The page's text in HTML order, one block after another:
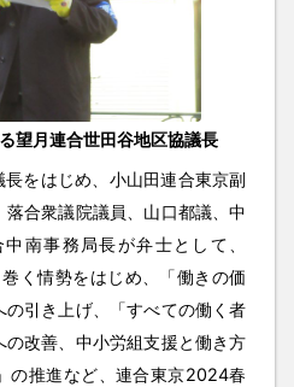
望月連合世田谷地区協議長
をはじめ、小山田連合東京副
合衆議院議員、山口都議、中
南事務局長が弁士として、
く情勢をはじめ、「働きの価
引き上げ、「すべての働く者
改善、中小労組支援と働き方
の推進など、連合東京2024春